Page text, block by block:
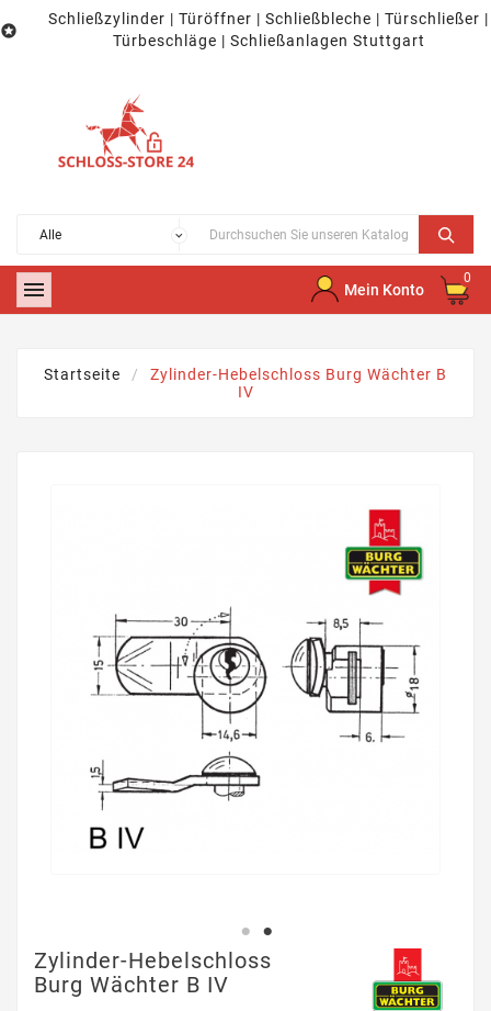

Schließzylinder | Türöffner | Schließbleche | Türschließer |
Türbeschläge | Schließanlagen Stuttgart
 Mein Konto
0
Startseite
Zylinder-Hebelschloss Burg Wächter B
IV
Zylinder-Hebelschloss
Burg Wächter B IV